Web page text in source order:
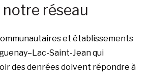
réseau
et établissements
Saint-Jean qui
des denrées doivent répondre à